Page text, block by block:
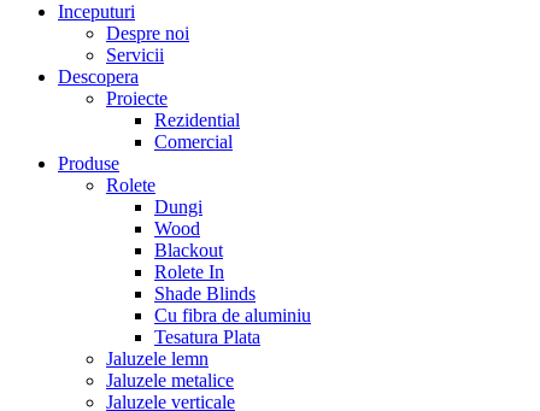
Inceputuri
Despre noi
Servicii
Descopera
Proiecte
Rezidential
Comercial
Produse
Rolete
Dungi
Wood
Blackout
Rolete In
Shade Blinds
Cu fibra de aluminiu
Tesatura Plata
Jaluzele lemn
Jaluzele metalice
Jaluzele verticale